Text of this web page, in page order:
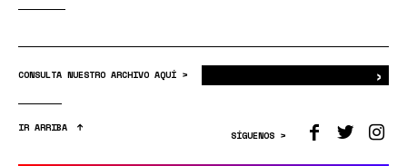
CONSULTA NUESTRO ARCHIVO AQUÍ > ›
IR ARRIBA
SÍGUENOS >